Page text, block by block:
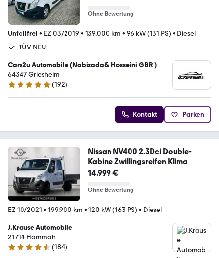
Ohne Bewertung
Unfallfrei • EZ 03/2019 • 139.000 km • 96 kW (131 PS) • Diesel
TÜV NEU
Cars2u Automobile (Nabizada& Hosseini GBR )
64347 Griesheim
4.9 Sterne
(192)
Kontakt Parken
Nissan NV400 2.3Dci Double-
Kabine Zwillingsreifen Klima
14.999 €
Ohne Bewertung
EZ 10/2021 • 199.900 km • 120 kW (163 PS) • Diesel
J.Krause Automobile
21714 Hammah
4.7 Sterne
(184)